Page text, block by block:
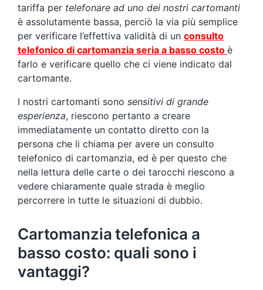
tariffa per telefonare ad uno dei nostri cartomanti
è assolutamente bassa, perciò la via più semplice
per verificare l’effettiva validità di un consulto
telefonico di cartomanzia seria a basso costo è
farlo e verificare quello che ci viene indicato dal
cartomante.
I nostri cartomanti sono sensitivi di grande
esperienza, riescono pertanto a creare
immediatamente un contatto diretto con la
persona che li chiama per avere un consulto
telefonico di cartomanzia, ed è per questo che
nella lettura delle carte o dei tarocchi riescono a
vedere chiaramente quale strada è meglio
percorrere in tutte le situazioni di dubbio.
Cartomanzia telefonica a
basso costo: quali sono i
vantaggi?